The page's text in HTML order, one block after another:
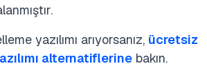
yazılımı arıyorsanız, ücretsiz
alternatiflerine bakın.